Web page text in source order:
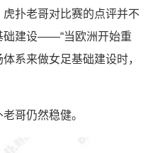
扑老哥对比赛的点评并不
础建设——“当欧洲开始重
系来做女足基础建设时，
哥仍然稳健。